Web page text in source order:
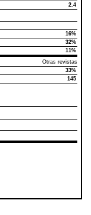
2.4
16%
32%
11%
Otras revistas
33%
145